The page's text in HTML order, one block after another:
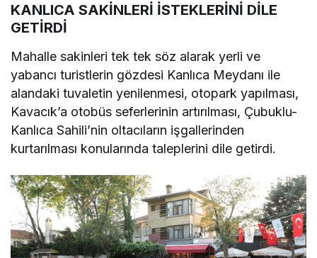
KANLICA SAKİNLERİ İSTEKLERİNİ DİLE
GETİRDİ
Mahalle sakinleri tek tek söz alarak yerli ve
yabancı turistlerin gözdesi Kanlıca Meydanı ile
alandaki tuvaletin yenilenmesi, otopark yapılması,
Kavacık’a otobüs seferlerinin artırılması, Çubuklu-
Kanlıca Sahili’nin oltacıların işgallerinden
kurtarılması konularında taleplerini dile getirdi.